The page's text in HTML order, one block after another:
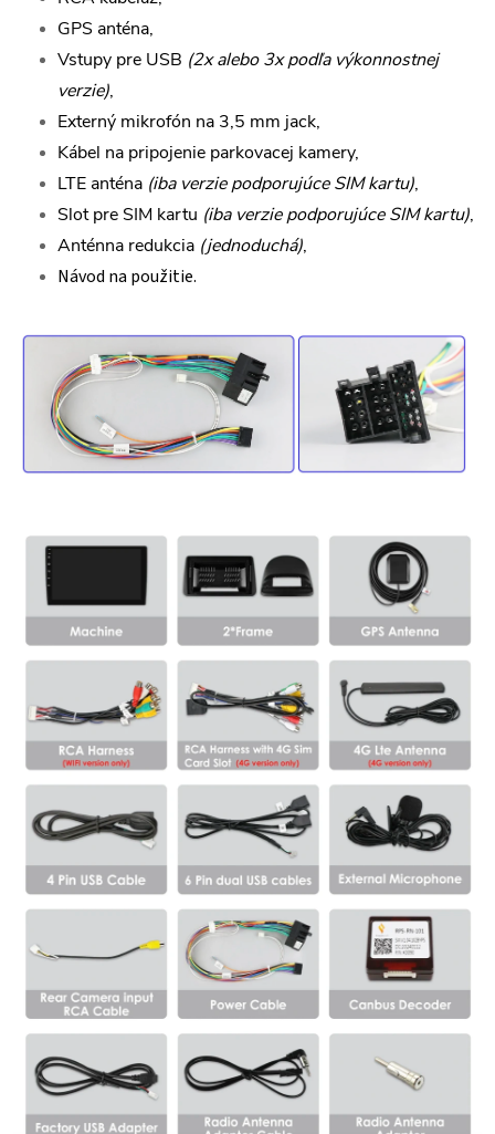
GPS anténa,
Vstupy pre USB (2x alebo 3x podľa výkonnostnej
verzie),
Externý mikrofón na 3,5 mm jack,
Kábel na pripojenie parkovacej kamery,
LTE anténa (iba verzie podporujúce SIM kartu),
Slot pre SIM kartu (iba verzie podporujúce SIM kartu),
Anténna redukcia (jednoduchá),
Návod na použitie.